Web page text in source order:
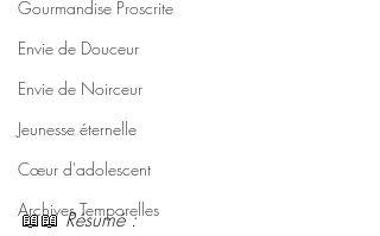
Gourmandise Proscrite
Envie de Douceur
Envie de Noirceur
Jeunesse éternelle
Cœur d'adolescent
Archives Temporelles
📖📖 Résumé :